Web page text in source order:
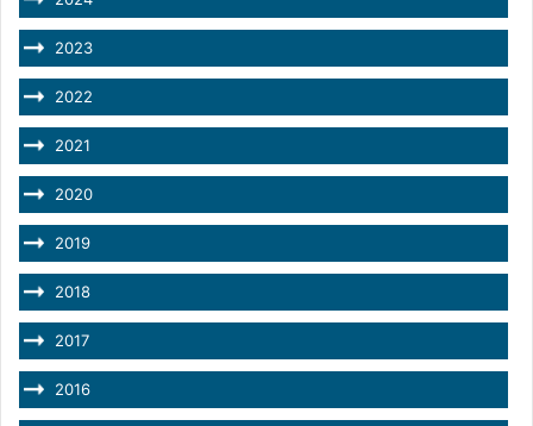
2023
2022
2021
2020
2019
2018
2017
2016